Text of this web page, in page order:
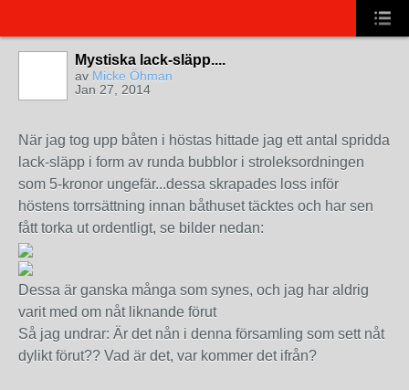
Mystiska lack-släpp....
av Micke Öhman
Jan 27, 2014
När jag tog upp båten i höstas hittade jag ett antal spridda
lack-släpp i form av runda bubblor i stroleksordningen
som 5-kronor ungefär...dessa skrapades loss inför
höstens torrsättning innan båthuset täcktes och har sen
fått torka ut ordentligt, se bilder nedan:
Dessa är ganska många som synes, och jag har aldrig
varit med om nåt liknande förut
Så jag undrar: Är det nån i denna församling som sett nåt
dylikt förut?? Vad är det, var kommer det ifrån?